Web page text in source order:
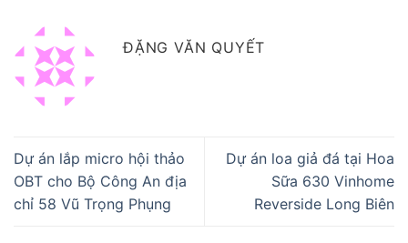
ĐẶNG VĂN QUYẾT
Dự án lắp micro hội thảo
OBT cho Bộ Công An địa
chỉ 58 Vũ Trọng Phụng
Dự án loa giả đá tại Hoa
Sữa 630 Vinhome
Reverside Long Biên